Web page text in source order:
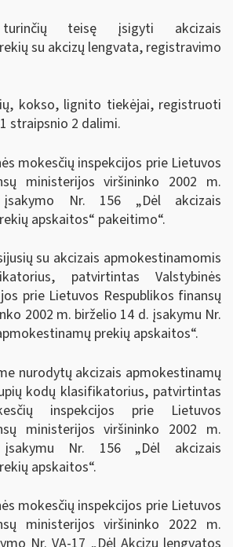
teisę įsigyti akcizais
su akcizų lengvata, registravimo
kokso, lignito tiekėjai, registruoti
straipsnio 2 dalimi.
mokesčių inspekcijos prie Lietuvos
ministerijos viršininko 2002 m.
Nr. 156 „Dėl akcizais
apskaitos“ pakeitimo“.
su akcizais apmokestinamomis
patvirtintas Valstybinės
prie Lietuvos Respublikos finansų
2002 m. birželio 14 d. įsakymu Nr.
prekių apskaitos“.
nurodytų akcizais apmokestinamų
kodų klasifikatorius, patvirtintas
inspekcijos prie Lietuvos
ministerijos viršininko 2002 m.
Nr. 156 „Dėl akcizais
apskaitos“.
mokesčių inspekcijos prie Lietuvos
ministerijos viršininko 2022 m.